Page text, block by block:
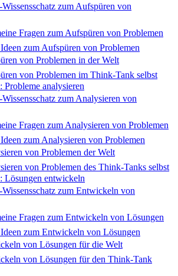
zum Aufspüren von
Fragen zum Aufspüren von Problemen
zum Aufspüren von Problemen
von Problemen in der Welt
von Problemen im Think-Tank selbst
analysieren
zum Analysieren von
Fragen zum Analysieren von Problemen
zum Analysieren von Problemen
von Problemen der Welt
von Problemen des Think-Tanks selbst
entwickeln
zum Entwickeln von
Fragen zum Entwickeln von Lösungen
zum Entwickeln von Lösungen
von Lösungen für die Welt
von Lösungen für den Think-Tank